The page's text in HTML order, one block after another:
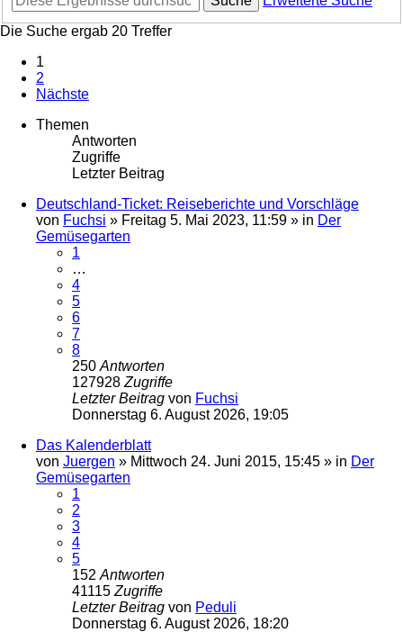
Die Suche ergab 20 Treffer
1
2
Nächste
Themen
Antworten
Zugriffe
Letzter Beitrag
Deutschland-Ticket: Reiseberichte und Vorschläge
von Fuchsi » Freitag 5. Mai 2023, 11:59 » in Der
Gemüsegarten
1
…
4
5
6
7
8
250 Antworten
127928 Zugriffe
Letzter Beitrag von Fuchsi
Donnerstag 6. August 2026, 19:05
Das Kalenderblatt
von Juergen » Mittwoch 24. Juni 2015, 15:45 » in Der
Gemüsegarten
1
2
3
4
5
152 Antworten
41115 Zugriffe
Letzter Beitrag von Peduli
Donnerstag 6. August 2026, 18:20